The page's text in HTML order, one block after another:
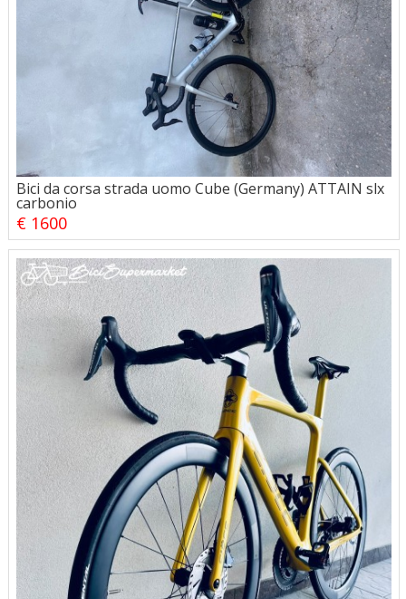
Bici da corsa strada uomo Cube (Germany) ATTAIN slx
carbonio
€ 1600